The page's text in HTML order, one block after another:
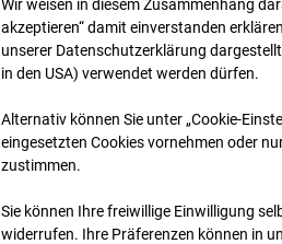
Wir weisen in diesem Zusammenhang
akzeptieren“ damit ein­ver­standen
unserer Datenschutzerklärung
in den USA) verwendet werden dürfen.
Alternativ können Sie unter „Cookie-
eingesetzten Cookies vornehmen oder
zustimmen.
Sie können Ihre freiwillige Einwilligung
widerrufen. Ihre Prä­fe­renzen können in